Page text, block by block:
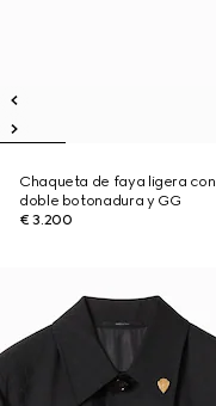
Chaqueta de faya ligera con
doble botonadura y GG
€ 3.200